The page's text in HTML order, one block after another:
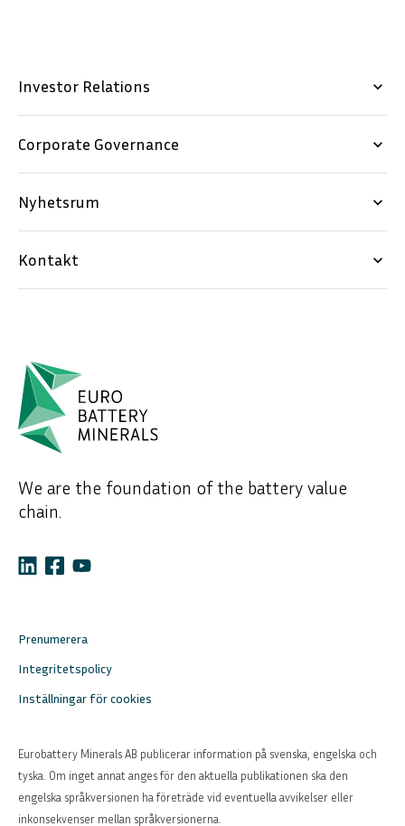
Investor Relations keyboard_arrow_down
Corporate Governance keyboard_arrow_down
Nyhetsrum keyboard_arrow_down
Kontakt keyboard_arrow_down
We are the foundation of the battery value
chain.
Prenumerera
Integritetspolicy
Inställningar för cookies
Eurobattery Minerals AB publicerar information på svenska, engelska och
tyska. Om inget annat anges för den aktuella publikationen ska den
engelska språkversionen ha företräde vid eventuella avvikelser eller
inkonsekvenser mellan språkversionerna.